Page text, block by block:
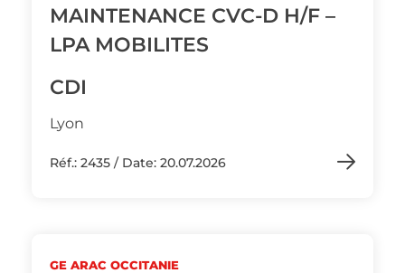
MAINTENANCE CVC-D H/F –
LPA MOBILITES
CDI
Lyon
Réf.: 2435 / Date: 20.07.2026
GE ARAC OCCITANIE